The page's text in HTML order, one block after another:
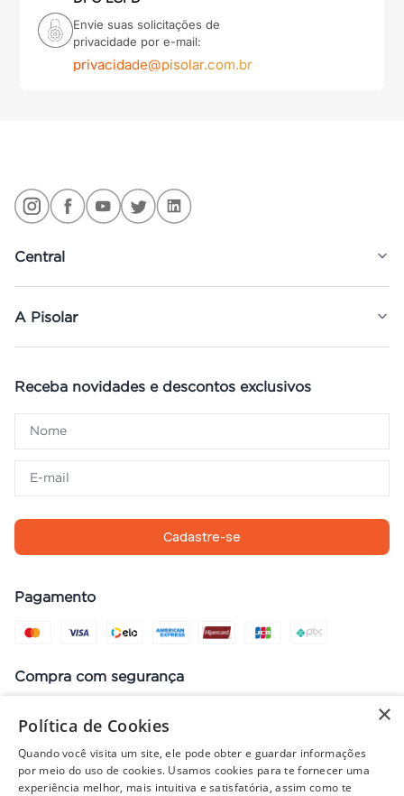
Envie suas solicitações de
privacidade por e-mail:
privacidade@pisolar.com.br
Central
A Pisolar
Receba novidades e descontos exclusivos
Cadastre-se
Pagamento
Compra com segurança
Preços, promoções, condições de pagamento e frete válidos apenas
para compras no site. Em caso de divergência, prevalece o valor do
×
Política de Cookies
Quando você visita um site, ele pode obter e guardar informações
por meio do uso de cookies. Usamos cookies para te fornecer uma
experiência melhor, mais intuitiva e satisfatória, assim como te